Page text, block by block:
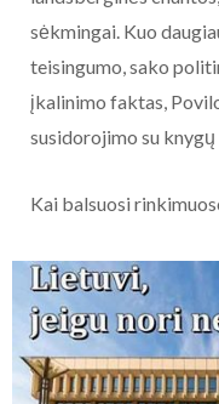
sėkmingai. Kuo
teisingumo, sako
įkalinimo faktas,
susidorojimo su
Kai balsuosi